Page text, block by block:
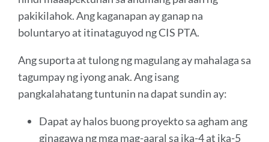
pakikilahok. Ang kaganapan ay ganap na
boluntaryo at itinataguyod ng CIS PTA.
Ang suporta at tulong ng magulang ay mahalaga sa
tagumpay ng iyong anak. Ang isang
pangkalahatang tuntunin na dapat sundin ay:
Dapat ay halos buong proyekto sa agham ang
ginagawa ng mga mag-aaral sa ika-4 at ika-5